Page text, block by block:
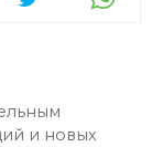
и новых